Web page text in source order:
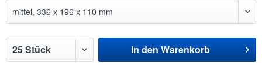
In den Warenkorb